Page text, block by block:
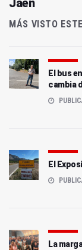
Jaén
MÁS VISTO
El bus
cambia
El
La